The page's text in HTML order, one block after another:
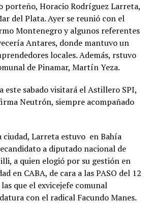
porteño, Horacio Rodríguez Larreta,
del Plata. Ayer se reunió con el
Montenegro y algunos referentes
Antares, donde mantuvo un
locales. Además, rstuvo
de Pinamar, Martín Yeza.
este sabado visitará el Astillero SPI,
Neutrón, siempre acompañado
ciudad, Larreta estuvo en Bahía
a diputado nacional de
a quien elogió por su gestión en
en CABA, de cara a las PASO del 12
que el exvicejefe comunal
con el radical Facundo Manes.